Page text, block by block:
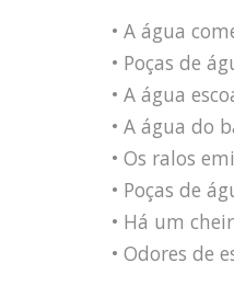
• A água
• Poças de
• A água
• A água do
• Os ralos
• Poças de
• Há um
• Odores de